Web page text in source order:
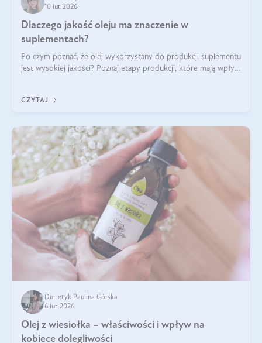
10 lut 2026
Dlaczego jakość oleju ma znaczenie w
suplementach?
Po czym poznać, że olej wykorzystany do produkcji suplementu
jest wysokiej jakości? Poznaj etapy produkcji, które mają wpływ
CZYTAJ
Dietetyk Paulina Górska
6 lut 2026
Olej z wiesiołka – właściwości i wpływ na
kobiece dolegliwości